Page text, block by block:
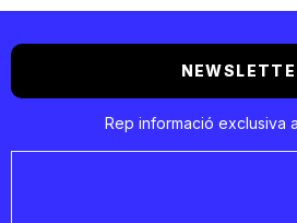
Rep informació exclusiva